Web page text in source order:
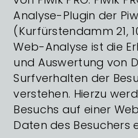
Analyse-Plugin der
(Kurfürstendamm 21,
Web-Analyse ist die
und Auswertung von
Surfverhalten der
verstehen. Hierzu
Besuchs auf einer
Daten des Besuchers